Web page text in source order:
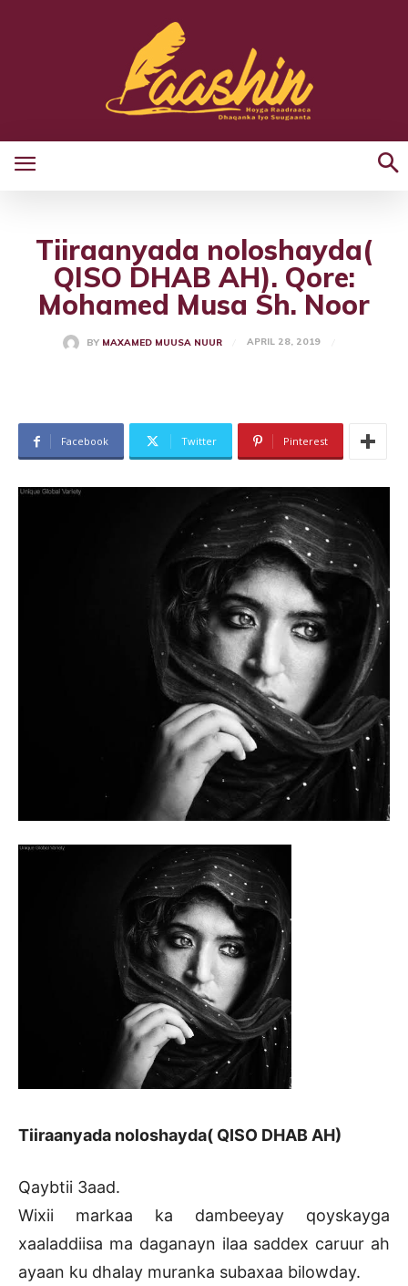
Tiiraanyada noloshayda(
QISO DHAB AH). Qore:
Mohamed Musa Sh. Noor
BY MAXAMED MUUSA NUUR APRIL 28, 2019
Facebook Twitter Pinterest
Tiiraanyada noloshayda( QISO DHAB AH)
Qaybtii 3aad.
Wixii markaa ka dambeeyay qoyskayga
xaaladdiisa ma daganayn ilaa saddex caruur ah
ayaan ku dhalay muranka subaxaa bilowday.